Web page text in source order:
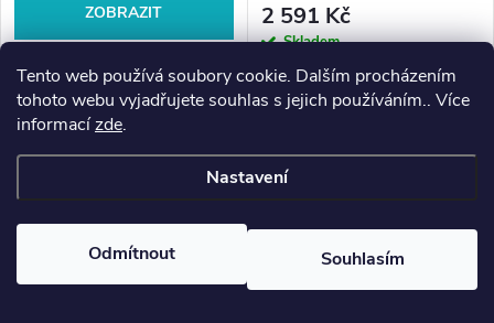
Tento web používá soubory cookie. Dalším procházením
tohoto webu vyjadřujete souhlas s jejich používáním.. Více
informacízde.
Nastavení
Odmítnout Souhlasím
ZOBRAZIT
PING Dámská Golfová Sukně
Vic Skort kombinuje elegantní
vzhled sukně s praktickým
komfortem šortek. Lehký
elastický materiál podporuje
2 591 Kč
Skladem
ZOBRAZIT
PING Dámská Golfová Sukně
Harlie je sportovní golfová
elegantní vzhled na hřišti. Lehký
♡ ♡
♥Oblíbené 0